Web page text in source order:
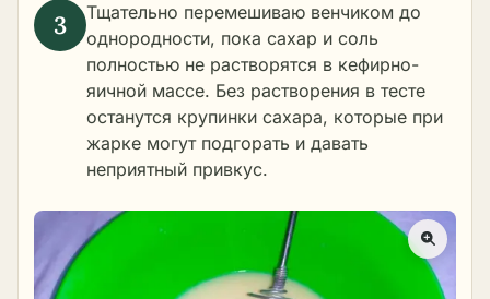
Тщательно перемешиваю венчиком до
однородности, пока сахар и соль
полностью не растворятся в кефирно-
яичной массе. Без растворения в тесте
останутся крупинки сахара, которые при
жарке могут подгорать и давать
неприятный привкус.